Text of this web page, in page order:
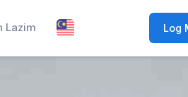
Lazim Log